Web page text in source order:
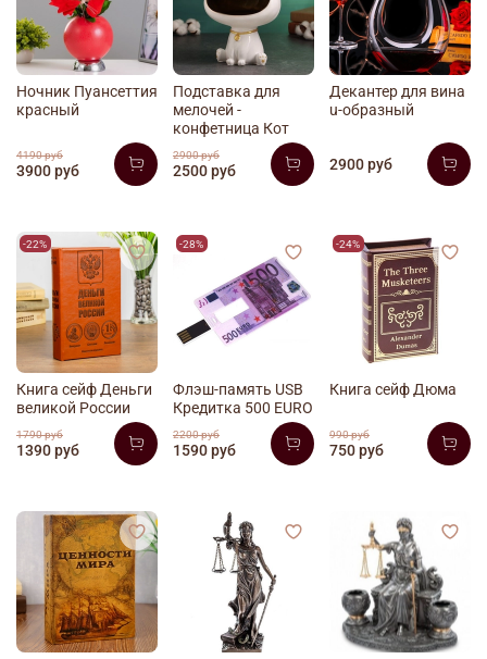
Ночник Пуансеттия
красный
4190 руб
3900 руб
Подставка для
мелочей -
конфетница Кот
2900 руб
2500 руб
Декантер для вина
u-образный
2900 руб
-22%
Книга сейф Деньги
великой России
1790 руб
1390 руб
-28%
Флэш-память USB
Кредитка 500 EURO
2200 руб
1590 руб
-24%
Книга сейф Дюма
990 руб
750 руб